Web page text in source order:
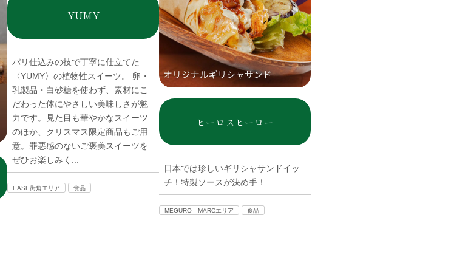
YUMY
パリ仕込みの技で丁寧に仕立てた
〈YUMY〉の植物性スイーツ。 卵・
乳製品・白砂糖を使わず、素材にこ
だわった体にやさしい美味しさが魅
力です。見た目も華やかなスイーツ
のほか、クリスマス限定商品もご用
意。罪悪感のないご褒美スイーツを
ぜひお楽しみく...
EASE街角エリア 食品
ヒーロスヒーロー
日本では珍しいギリシャサンドイッ
チ！特製ソースが決め手！
MEGURO MARCエリア 食品